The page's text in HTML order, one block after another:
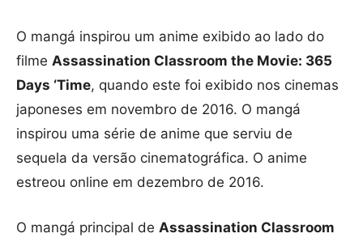
O mangá inspirou um anime exibido ao lado do
filme Assassination Classroom the Movie: 365
Days ‘Time, quando este foi exibido nos cinemas
japoneses em novembro de 2016. O mangá
inspirou uma série de anime que serviu de
sequela da versão cinematográfica. O anime
estreou online em dezembro de 2016.
O mangá principal de Assassination Classroom